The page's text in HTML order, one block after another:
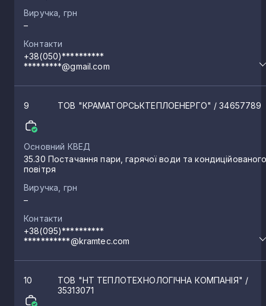
Золотарівка
Миколаївка
Світлодарськ
Миронівський
Мічуріне
Новомиколаївка
Виручка, грн
–
Контакти
+38(050)**********
*********@gmail.com
9 ТОВ "КРАМАТОРСЬКТЕПЛОЕНЕРГО" / 34657789
Основний КВЕД
35.30 Постачання пари, гарячої води та
повітря
Виручка, грн
–
Контакти
+38(095)**********
***********@kramtec.com
10 ТОВ "НТ ТЕПЛОТЕХНОЛОГІЧНА КОМПАНІЯ" /
35313071